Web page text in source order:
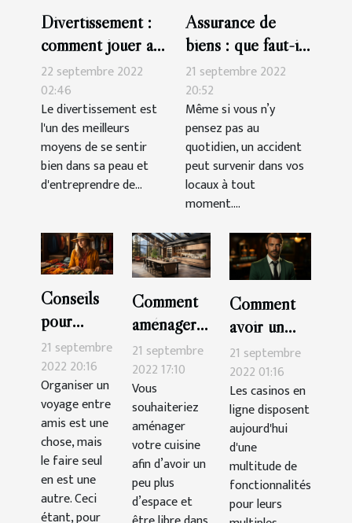
Divertissement :
comment jouer au
casino en ligne
22 septembre 2022
02:46
Le divertissement est
l'un des meilleurs
moyens de se sentir
bien dans sa peau et
d'entreprendre de...
Assurance de
biens : que faut-il
savoir ?
21 septembre 2022
20:52
Même si vous n’y
pensez pas au
quotidien, un accident
peut survenir dans vos
locaux à tout
moment....
Conseils
pour
organiser
seul un
voyage
21 septembre
2022 20:16
Organiser un
voyage entre
amis est une
chose, mais
le faire seul
en est une
autre. Ceci
étant, pour
Comment
aménager
sa cuisine ?
21 septembre
2022 17:10
Vous
souhaiteriez
aménager
votre cuisine
afin d’avoir un
peu plus
d’espace et
Comment
avoir un
bonus sur
Cresus
Casino ?
21 septembre
2022 01:16
Les casinos en
ligne disposent
aujourd'hui
d'une
multitude de
fonctionnalités
pour leurs